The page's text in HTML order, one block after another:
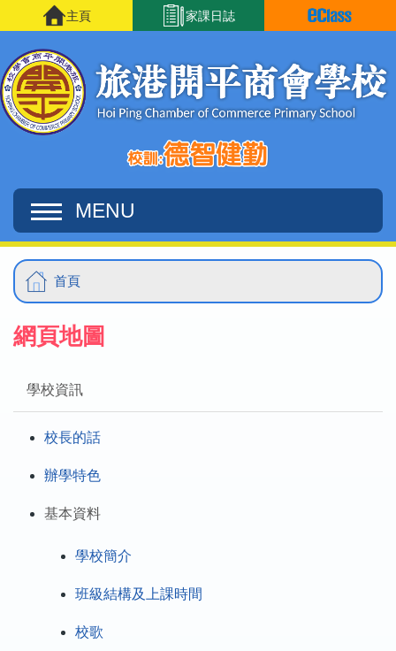
移至主內容 家課日誌
主頁
MENU
Main
navigation
導
航
連
首頁
網頁地圖
學校資訊
校長的話
辦學特色
基本資料
學校簡介
班級結構及上課時間
校歌